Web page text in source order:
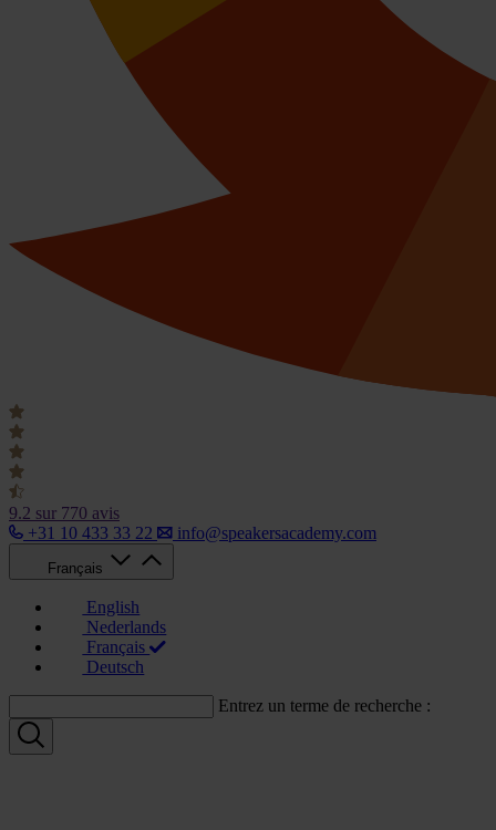
9.2 sur 770 avis
+31 10 433 33 22
info@speakersacademy.com
Français
English
Nederlands
Français
Deutsch
Entrez un terme de recherche :